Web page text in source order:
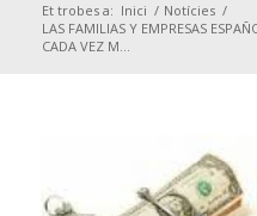
Et trobes a: Inici / Notícies /
LAS FAMILIAS Y EMPRESAS
CADA VEZ M...